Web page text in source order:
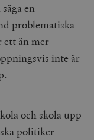
en
problematiska
ett än mer
inte är
och skola upp
politiker